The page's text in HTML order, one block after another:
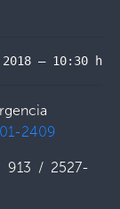
– 10:30
2409
913 / 2527-